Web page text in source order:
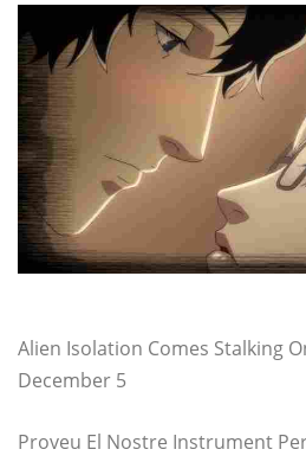
Alien Isolation Comes Stalking
December 5
Proveu El Nostre Instrument